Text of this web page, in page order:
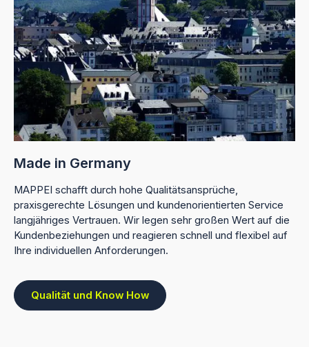
Made in Germany
MAPPEI schafft durch hohe Qualitätsansprüche,
praxisgerechte Lösungen und kundenorientierten Service
langjähriges Vertrauen. Wir legen sehr großen Wert auf die
Kundenbeziehungen und reagieren schnell und flexibel auf
Ihre individuellen Anforderungen.
Qualität und Know How